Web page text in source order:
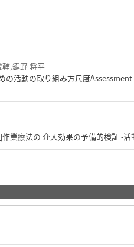
,鍵野 将平
活動の取り組み方尺度
療法の 介入効果の予備的検証 -